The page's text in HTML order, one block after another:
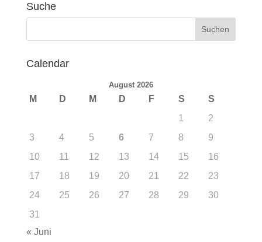
Suche
Calendar
August 2026
M D M D F S
S
1
2
3
4 5 6 7 8
9
10
11 12 13 14 15
16
17
18 19 20 21 22
23
24
25 26 27 28 29
30
31
« Juni